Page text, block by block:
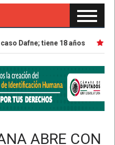
Dafne; tiene 18 años
ABRE CON